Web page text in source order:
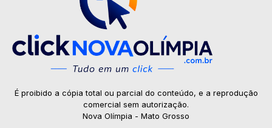
É proibido a cópia total ou parcial do conteúdo, e a reprodução
comercial sem autorização.
Nova Olímpia - Mato Grosso